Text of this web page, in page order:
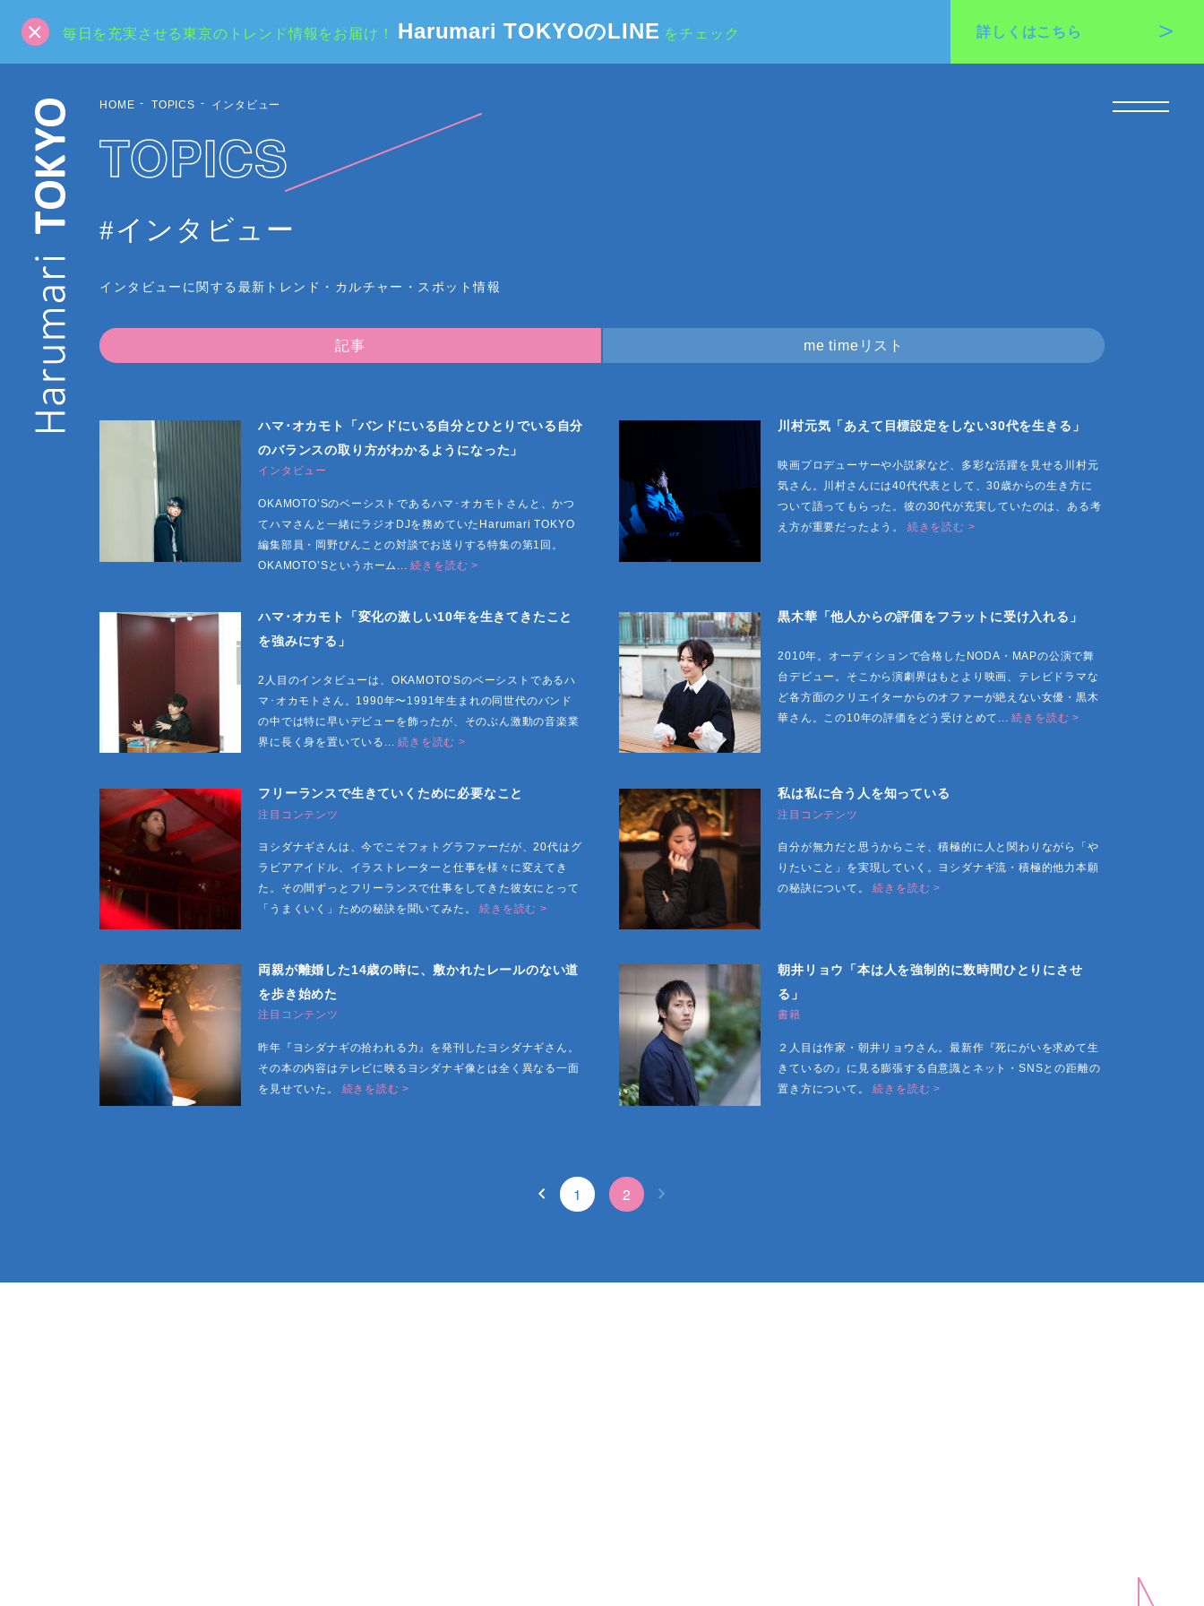
毎日を充実させる東京のトレンド情報をお届け！ Harumari TOKYOのLINE をチェック 詳しくはこちら
HOME TOPICS インタビュー
TOPICS
#インタビュー
インタビューに関する最新トレンド・カルチャー・スポット情報
記事 me timeリスト
ハマ･オカモト「バンドにいる自分とひとりでいる自分
のバランスの取り方がわかるようになった」
インタビュー
OKAMOTO’Sのベーシストであるハマ･オカモトさんと、かつ
てハマさんと一緒にラジオDJを務めていたHarumari TOKYO
編集部員・岡野ぴんことの対談でお送りする特集の第1回。
OKAMOTO’Sというホーム...続きを読む >
川村元気「あえて目標設定をしない30代を生きる」
映画プロデューサーや小説家など、多彩な活躍を見せる川村元
気さん。川村さんには40代代表として、30歳からの生き方に
ついて語ってもらった。彼の30代が充実していたのは、ある考
え方が重要だったよう。 続きを読む >
ハマ･オカモト「変化の激しい10年を生きてきたこと
を強みにする」
2人目のインタビューは、OKAMOTO’Sのベーシストであるハ
マ･オカモトさん。1990年〜1991年生まれの同世代のバンド
の中では特に早いデビューを飾ったが、そのぶん激動の音楽業
界に長く身を置いている...続きを読む >
黒木華「他人からの評価をフラットに受け入れる」
2010年。オーディションで合格したNODA・MAPの公演で舞
台デビュー。そこから演劇界はもとより映画、テレビドラマな
ど各方面のクリエイターからのオファーが絶えない女優・黒木
華さん。この10年の評価をどう受けとめて...続きを読む >
フリーランスで生きていくために必要なこと
注目コンテンツ
ヨシダナギさんは、今でこそフォトグラファーだが、20代はグ
ラビアアイドル、イラストレーターと仕事を様々に変えてき
た。その間ずっとフリーランスで仕事をしてきた彼女にとって
「うまくいく」ための秘訣を聞いてみた。続きを読む >
私は私に合う人を知っている
注目コンテンツ
自分が無力だと思うからこそ、積極的に人と関わりながら「や
りたいこと」を実現していく。ヨシダナギ流・積極的他力本願
の秘訣について。続きを読む >
両親が離婚した14歳の時に、敷かれたレールのない道
を歩き始めた
注目コンテンツ
昨年『ヨシダナギの拾われる力』を発刊したヨシダナギさん。
その本の内容はテレビに映るヨシダナギ像とは全く異なる一面
を見せていた。 続きを読む >
朝井リョウ「本は人を強制的に数時間ひとりにさせ
る」
書籍
２人目は作家・朝井リョウさん。最新作『死にがいを求めて生
きているの』に見る膨張する自意識とネット・SNSとの距離の
置き方について。続きを読む >
1 2